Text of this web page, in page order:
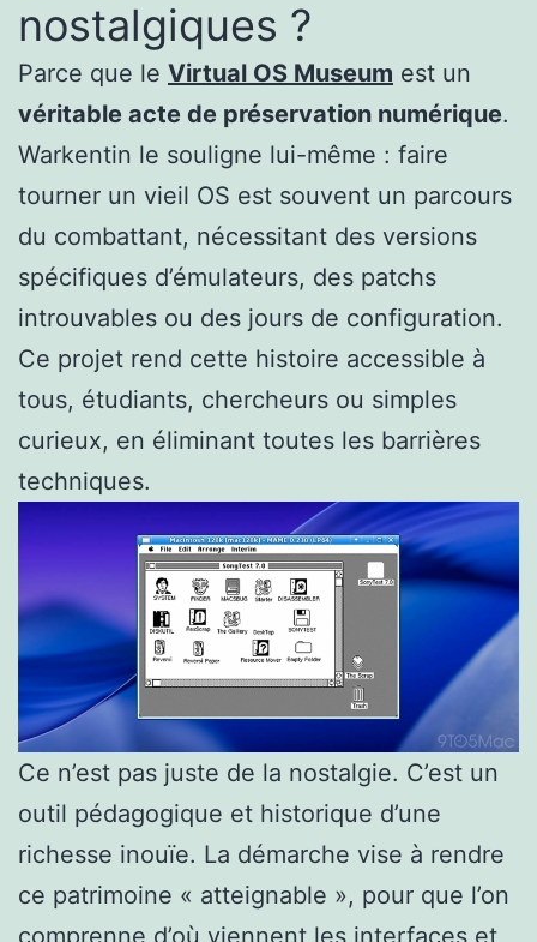
nostalgiques ?
Parce que le Virtual OS Museum est un
véritable acte de préservation numérique.
Warkentin le souligne lui-même : faire
tourner un vieil OS est souvent un parcours
du combattant, nécessitant des versions
spécifiques d’émulateurs, des patchs
introuvables ou des jours de configuration.
Ce projet rend cette histoire accessible à
tous, étudiants, chercheurs ou simples
curieux, en éliminant toutes les barrières
techniques.
Ce n’est pas juste de la nostalgie. C’est un
outil pédagogique et historique d’une
richesse inouïe. La démarche vise à rendre
ce patrimoine « atteignable », pour que l’on